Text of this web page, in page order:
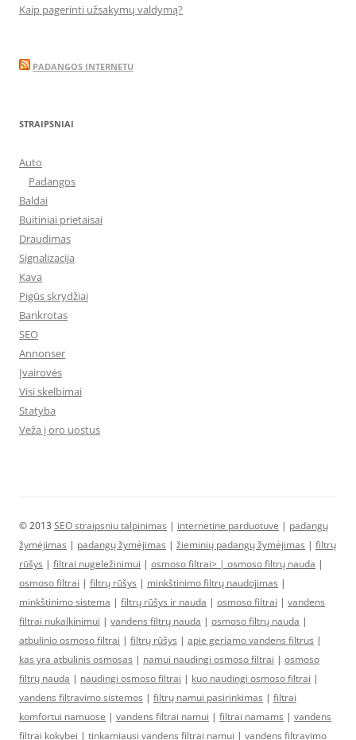
Kaip pagerinti užsakymų valdymą?
PADANGOS INTERNETU
STRAIPSNIAI
Auto
Padangos
Baldai
Buitiniai prietaisai
Draudimas
Signalizacija
Kava
Pigūs skrydžiai
Bankrotas
SEO
Annonser
Įvairovės
Visi skelbimai
Statyba
Veža į oro uostus
© 2013 SEO straipsniu talpinimas | internetine parduotuve | padangų
žymėjimas | padangų žymėjimas | žieminių padangų žymėjimas | filtrų
rūšys | filtrai nugeležinimui | osmoso filtrai> | osmoso filtrų nauda |
osmoso filtrai | filtrų rūšys | minkštinimo filtrų naudojimas |
minkštinimo sistema | filtrų rūšys ir nauda | osmoso filtrai | vandens
filtrai nukalkinimui | vandens filtrų nauda | osmoso filtrų nauda |
atbulinio osmoso filtrai | filtrų rūšys | apie geriamo vandens filtrus |
kas yra atbulinis osmosas | namui naudingi osmoso filtrai | osmoso
filtrų nauda | naudingi osmoso filtrai | kuo naudingi osmoso filtrai |
vandens filtravimo sistemos | filtrų namui pasirinkimas | filtrai
komfortui namuose | vandens filtrai namui | filtrai namams | vandens
filtrai kokybei | tinkamiausi vandens filtrai namui | vandens filtravimo